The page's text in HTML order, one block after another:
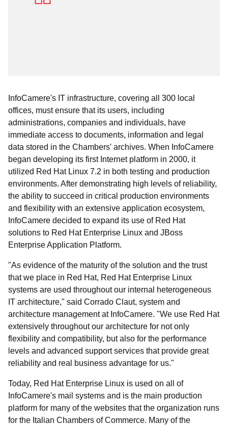
InfoCamere's IT infrastructure, covering all 300 local
offices, must ensure that its users, including
administrations, companies and individuals, have
immediate access to documents, information and legal
data stored in the Chambers' archives. When InfoCamere
began developing its first Internet platform in 2000, it
utilized Red Hat Linux 7.2 in both testing and production
environments. After demonstrating high levels of reliability,
the ability to succeed in critical production environments
and flexibility with an extensive application ecosystem,
InfoCamere decided to expand its use of Red Hat
solutions to Red Hat Enterprise Linux and JBoss
Enterprise Application Platform.
"As evidence of the maturity of the solution and the trust
that we place in Red Hat, Red Hat Enterprise Linux
systems are used throughout our internal heterogeneous
IT architecture," said Corrado Claut, system and
architecture management at InfoCamere. "We use Red Hat
extensively throughout our architecture for not only
flexibility and compatibility, but also for the performance
levels and advanced support services that provide great
reliability and real business advantage for us."
Today, Red Hat Enterprise Linux is used on all of
InfoCamere's mail systems and is the main production
platform for many of the websites that the organization runs
for the Italian Chambers of Commerce. Many of the